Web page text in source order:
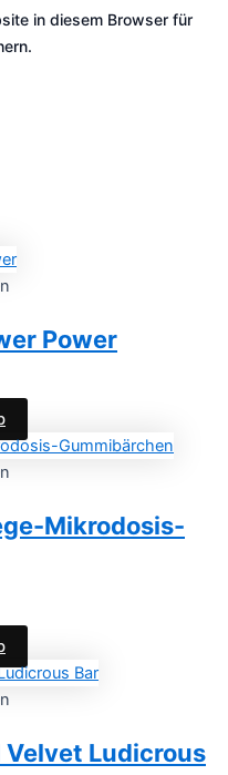
in diesem Browser für
Power
Mikrodosis-
Velvet Ludicrous